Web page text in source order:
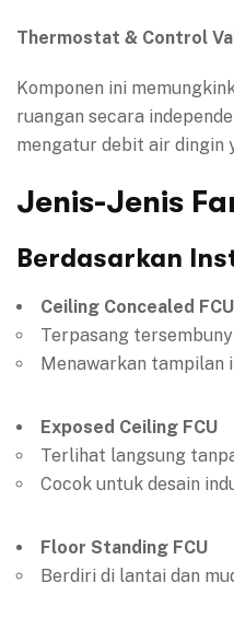
Thermostat & Control
Komponen ini
ruangan secara
mengatur debit air dingin
Jenis-Jenis
Berdasarkan
Ceiling Concealed FCU
Terpasang
Menawarkan tampilan
Exposed Ceiling FCU
Terlihat langsung
Cocok untuk desain
Floor Standing FCU
Berdiri di lantai dan